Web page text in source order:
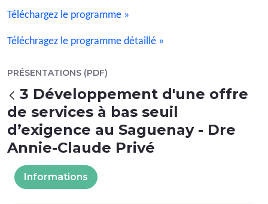
Téléchargez le programme »
Téléchragez le programme détaillé »
PRÉSENTATIONS (PDF)
Retour
3 Développement d'une offre
de services à bas seuil
d’exigence au Saguenay - Dre
Annie-Claude Privé
Informations